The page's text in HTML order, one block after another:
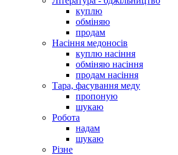
куплю
обміняю
продам
Насіння медоносів
куплю насіння
обміняю насіння
продам насіння
Тара, фасування меду
пропоную
шукаю
Робота
надам
шукаю
Різне